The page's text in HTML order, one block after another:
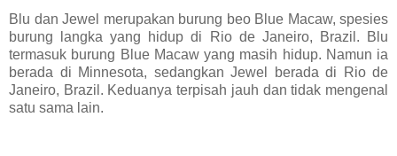
Blu dan Jewel merupakan burung beo Blue Macaw, spesies
burung langka yang hidup di Rio de Janeiro, Brazil. Blu
termasuk burung Blue Macaw yang masih hidup. Namun ia
berada di Minnesota, sedangkan Jewel berada di Rio de
Janeiro, Brazil. Keduanya terpisah jauh dan tidak mengenal
satu sama lain.